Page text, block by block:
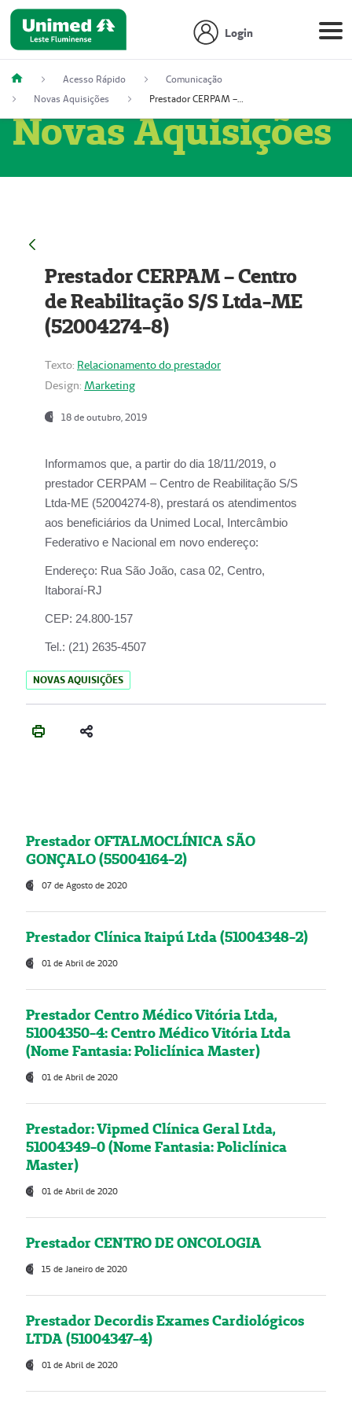
Login
Acesso Rápido
Comunicação
Novas Aquisições
Prestador CERPAM – Centro de Reabilitação S/S Ltda-ME (52004274-8)
Novas Aquisições
Prestador CERPAM – Centro
de Reabilitação S/S Ltda-ME
(52004274-8)
Texto: Relacionamento do prestador
Design: Marketing
18 de outubro, 2019
Informamos que, a partir do dia 18/11/2019, o
prestador CERPAM – Centro de Reabilitação S/S
Ltda-ME (52004274-8), prestará os atendimentos
aos beneficiários da Unimed Local, Intercâmbio
Federativo e Nacional em novo endereço:
Endereço: Rua São João, casa 02, Centro,
Itaboraí-RJ
CEP: 24.800-157
Tel.: (21) 2635-4507
NOVAS AQUISIÇÕES
Prestador OFTALMOCLÍNICA SÃO
GONÇALO (55004164-2)
07 de Agosto de 2020
Prestador Clínica Itaipú Ltda (51004348-2)
01 de Abril de 2020
Prestador Centro Médico Vitória Ltda,
51004350-4: Centro Médico Vitória Ltda
(Nome Fantasia: Policlínica Master)
01 de Abril de 2020
Prestador: Vipmed Clínica Geral Ltda,
51004349-0 (Nome Fantasia: Policlínica
Master)
01 de Abril de 2020
Prestador CENTRO DE ONCOLOGIA
15 de Janeiro de 2020
Prestador Decordis Exames Cardiológicos
LTDA (51004347-4)
01 de Abril de 2020